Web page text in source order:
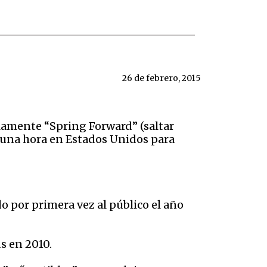
26 de febrero, 2015
“Spring Forward” (saltar
hora en Estados Unidos para
por primera vez al público el año
en 2010.